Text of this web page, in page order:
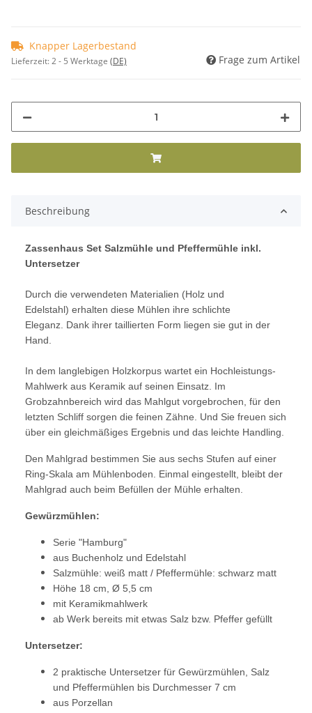
Knapper Lagerbestand
Lieferzeit:2 - 5 Werktage (DE) Frage zum Artikel
Beschreibung
Zassenhaus Set Salzmühle und Pfeffermühle inkl.
Untersetzer
Durch die verwendeten Materialien (Holz und
Edelstahl) erhalten diese Mühlen ihre schlichte
Eleganz. Dank ihrer taillierten Form liegen sie gut in der
Hand.
In dem langlebigen Holzkorpus wartet ein Hochleistungs-
Mahlwerk aus Keramik auf seinen Einsatz. Im
Grobzahnbereich wird das Mahlgut vorgebrochen, für den
letzten Schliff sorgen die feinen Zähne. Und Sie freuen sich
über ein gleichmäßiges Ergebnis und das leichte Handling.
Den Mahlgrad bestimmen Sie aus sechs Stufen auf einer
Ring-Skala am Mühlenboden. Einmal eingestellt, bleibt der
Mahlgrad auch beim Befüllen der Mühle erhalten.
Gewürzmühlen:
Serie "Hamburg"
aus Buchenholz und Edelstahl
Salzmühle: weiß matt / Pfeffermühle: schwarz matt
Höhe 18 cm, Ø 5,5 cm
mit Keramikmahlwerk
ab Werk bereits mit etwas Salz bzw. Pfeffer gefüllt
Untersetzer:
2 praktische Untersetzer für Gewürzmühlen, Salz
und Pfeffermühlen bis Durchmesser 7 cm
aus Porzellan